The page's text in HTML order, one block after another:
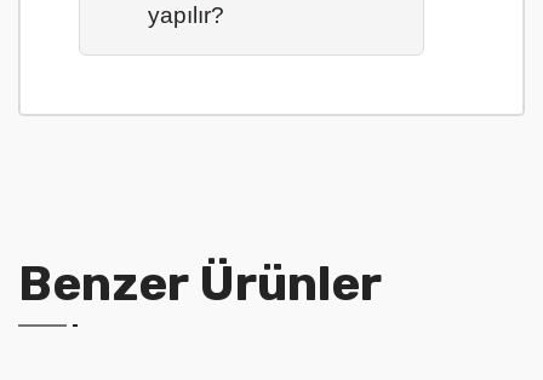
yapılır?
Benzer Ürünler